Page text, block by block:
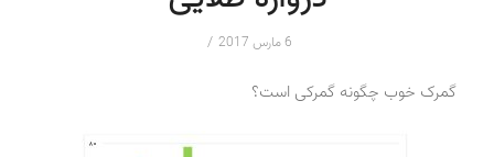
6 مارس 2017 /
گمرک خوب چگونه گمرکی است؟